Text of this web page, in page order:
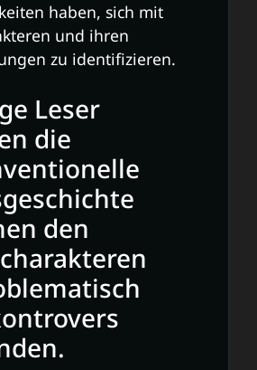
haben, sich mit
und ihren
zu identifizieren.
Leser
die
den